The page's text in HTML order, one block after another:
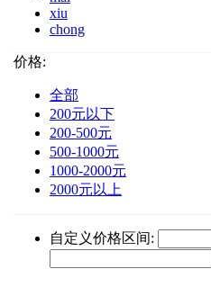
xiu
chong
价格:
全部
200元以下
200-500元
500-1000元
1000-2000元
2000元以上
自定义价格区间: